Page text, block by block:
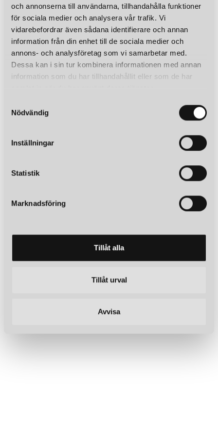
och annonserna till användarna, tillhandahålla funktioner
för sociala medier och analysera vår trafik. Vi
vidarebefordrar även sådana identifierare och annan
information från din enhet till de sociala medier och
annons- och analysföretag som vi samarbetar med.
Dessa kan i sin tur kombinera informationen med annan
information som du har tillhandahållit eller som de har
Nödvändig
Inställningar
Statistik
Marknadsföring
Tillåt alla
Tillåt urval
Avvisa